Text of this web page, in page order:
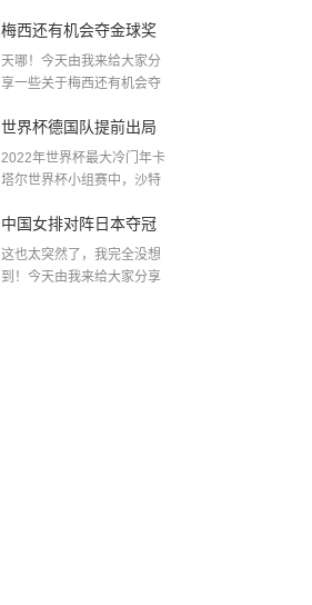
梅西还有机会夺金球奖
〖梅老七什么梗〗
天哪！今天由我来给大家分
享一些关于梅西还有机会夺
世界杯德国队提前出局
吗,2018年世界杯德国战
2022年世界杯最大冷门年卡
塔尔世界杯小组赛中，沙特
中国女排对阵日本夺冠
了吗〖中国女排3 0复仇
这也太突然了，我完全没想
到！今天由我来给大家分享